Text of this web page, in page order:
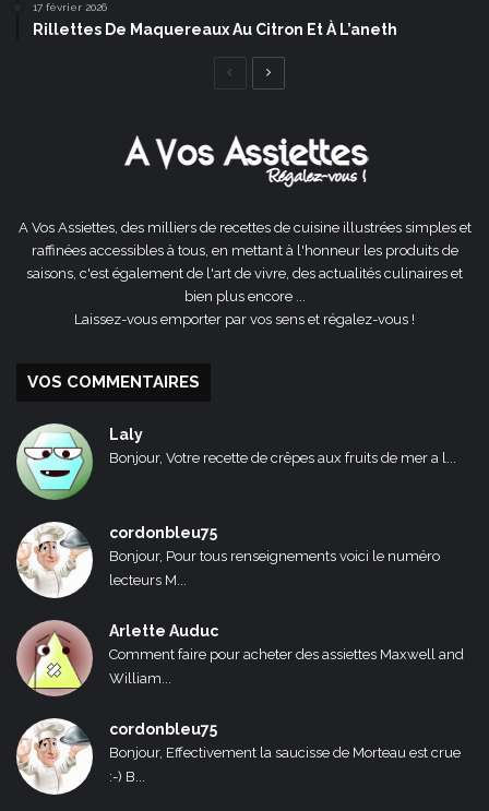
17 février 2026
Rillettes De Maquereaux Au Citron Et À L’aneth
Page
A Vos Assiettes, des milliers de recettes de cuisine illustrées simples et
raffinées accessibles à tous, en mettant à l'honneur les produits de
saisons, c'est également de l'art de vivre, des actualités culinaires et
bien plus encore ...
Laissez-vous emporter par vos sens et régalez-vous !
VOS COMMENTAIRES
Laly
Bonjour, Votre recette de crêpes aux fruits de mer a l...
cordonbleu75
Bonjour, Pour tous renseignements voici le numéro
lecteurs M...
Arlette Auduc
Comment faire pour acheter des assiettes Maxwell and
William...
cordonbleu75
Bonjour, Effectivement la saucisse de Morteau est crue
:-) B...